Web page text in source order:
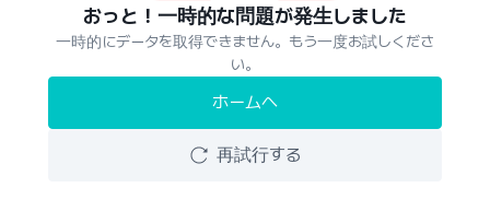
おっと！一時的な問題が発生しました
一時的にデータを取得できません。もう一度お試しくださ
い。
ホームへ
再試行する